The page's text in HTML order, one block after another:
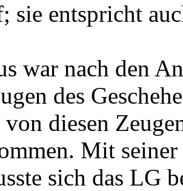
sie entspricht
war nach den
des
von diesen
Mit
sich das LG